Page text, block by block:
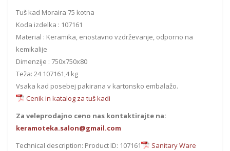
Tuš kad Moraira 75 kotna
Koda izdelka : 107161
Material : Keramika, enostavno vzdrževanje, odporno na
kemikalije
Dimenzije : 750x750x80
Teža: 24 107161,4 kg
Vsaka kad posebej pakirana v kartonsko embalažo.
Cenik in katalog za tuš kadi
Za veleprodajno ceno nas kontaktirajte na:
keramoteka.salon@gmail.com
Technical description: Product ID: 107161
Sanitary Ware